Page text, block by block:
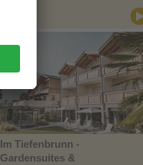
Im Tiefenbrunn -
Gardensuites &